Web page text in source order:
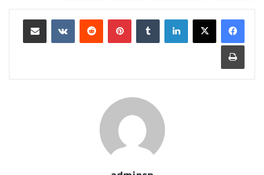
لينكدإن بينتيريست